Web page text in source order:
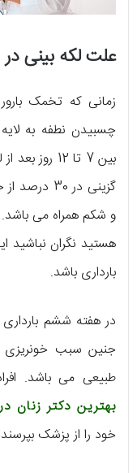
علت لکه بینی در
زمانی که تخمک
چسبیدن نطفه به
بین 7 تا 12
گزینی در
و شکم همراه می باشد.
هستید نگران نباشید
بارداری باشد.
در هفته ششم
جنین سبب
طبیعی می باشد.
بهترین دکتر زنان
خود را از پزشک